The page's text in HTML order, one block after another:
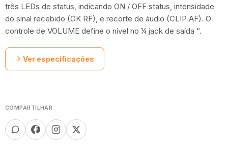
três LEDs de status, indicando ON / OFF status, intensidade
do sinal recebido (OK RF), e recorte de áudio (CLIP AF). O
controle de VOLUME define o nível no ¼ jack de saída “.
Ver especificações
COMPARTILHAR